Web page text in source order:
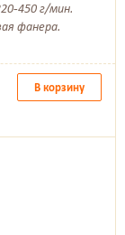
450 г/мин.
фанера.
В корзину